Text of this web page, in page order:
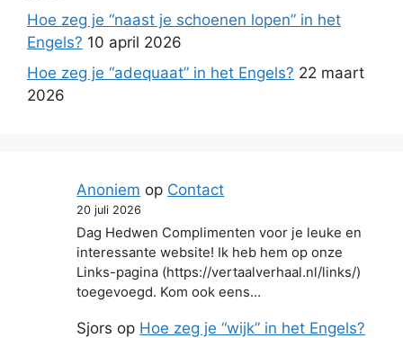
Hoe zeg je “naast je schoenen lopen” in het
Engels? 10 april 2026
Hoe zeg je “adequaat” in het Engels? 22 maart
2026
Anoniem op Contact
20 juli 2026
Dag Hedwen Complimenten voor je leuke en
interessante website! Ik heb hem op onze
Links-pagina (https://vertaalverhaal.nl/links/)
toegevoegd. Kom ook eens…
Sjors op Hoe zeg je “wijk” in het Engels?